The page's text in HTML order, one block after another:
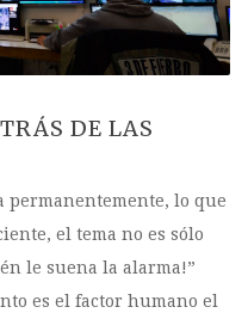
DE LAS
permanentemente, lo que
el tema no es sólo
le suena la alarma!”
es el factor humano el